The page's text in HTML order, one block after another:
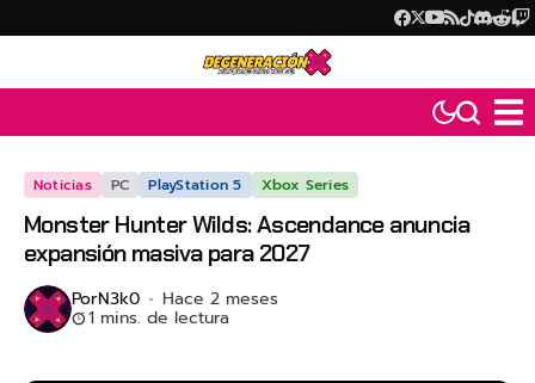
Noticias PC PlayStation 5 Xbox Series
Monster Hunter Wilds: Ascendance anuncia
expansión masiva para 2027
PorN3k0 Hace 2 meses
1 mins. de lectura